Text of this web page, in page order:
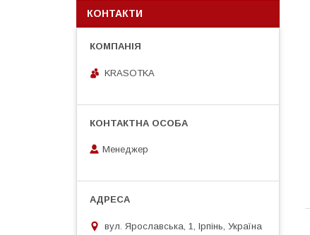
КОНТАКТИ
KRASOTKA
Менеджер
вул. Ярославська, 1, Ірпінь, Україна